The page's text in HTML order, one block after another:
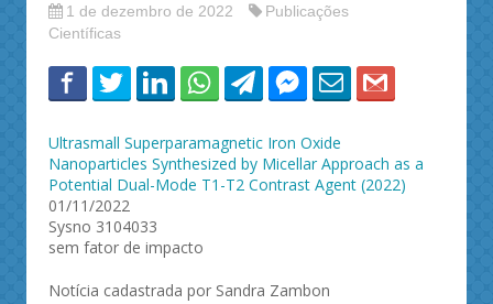
1 de dezembro de 2022
Publicações
Científicas
Ultrasmall Superparamagnetic Iron Oxide
Nanoparticles Synthesized by Micellar Approach as a
Potential Dual-Mode T1-T2 Contrast Agent (2022)
01/11/2022
Sysno 3104033
sem fator de impacto
Notícia cadastrada por Sandra Zambon